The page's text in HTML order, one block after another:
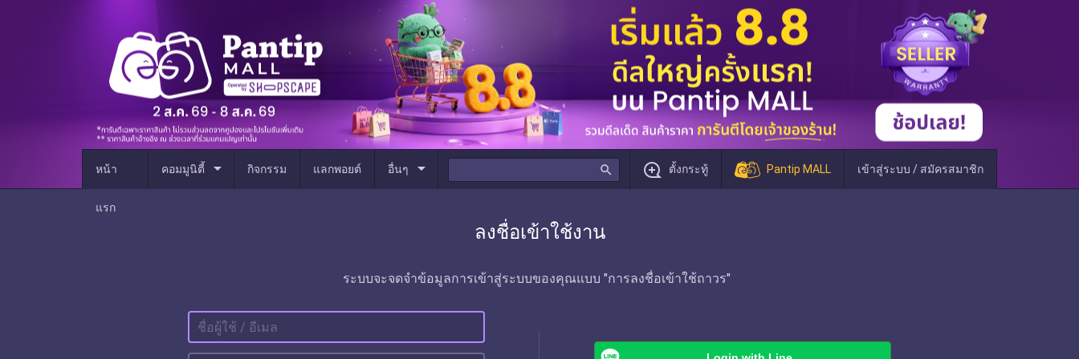
หน้า
แรก
คอมมูนิตี้ arrow_drop_down กิจกรรม แลกพอยต์ อื่นๆ arrow_drop_down search ตั้งกระทู้ Pantip MALL เข้าสู่ระบบ / สมัครสมาชิก
ลงชื่อเข้าใช้งาน
ระบบจะจดจำข้อมูลการเข้าสู่ระบบของคุณแบบ "การลงชื่อเข้าใช้ถาวร"